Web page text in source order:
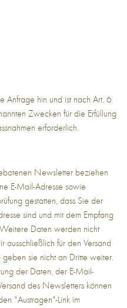
Anfrage hin und ist nach Art. 6
Zwecken für die Erfüllung
erforderlich.
Newsletter beziehen
E-Mail-Adresse sowie
gestatten, dass Sie der
sind und mit dem Empfang
Daten werden nicht
für den Versand
sie nicht an Dritte weiter.
der Daten, der E-Mail-
des Newsletters können
"Austragen"-Link im